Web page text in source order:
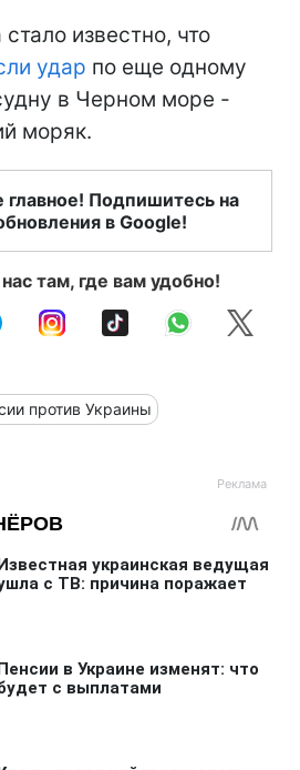
известно, что
удар по еще одному
в Черном море -
моряк.
главное! Подпишитесь на
в Google!
там, где вам удобно!
против Украины